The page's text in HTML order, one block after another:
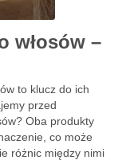
włosów –
to klucz do ich
przed
Oba produkty
co może
różnic między nimi